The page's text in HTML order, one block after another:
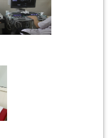
chụp mạch máu
hệ thống chụp